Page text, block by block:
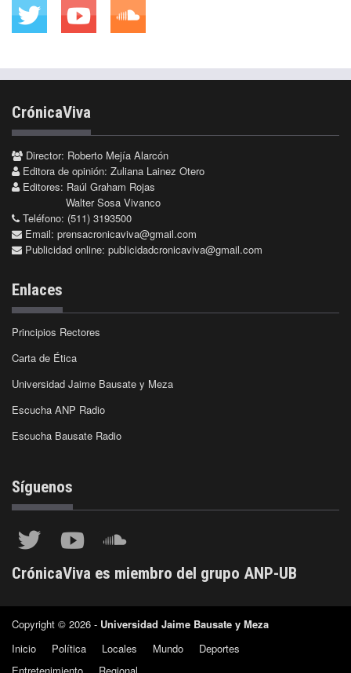
CrónicaViva
Director: Roberto Mejía Alarcón
Editora de opinión: Zuliana Lainez Otero
Editores: Raúl Graham Rojas
Walter Sosa Vivanco
Teléfono: (511) 3193500
Email: prensacronicaviva@gmail.com
Publicidad online: publicidadcronicaviva@gmail.com
Enlaces
Principios Rectores
Carta de Ética
Universidad Jaime Bausate y Meza
Escucha ANP Radio
Escucha Bausate Radio
Síguenos
CrónicaViva es miembro del grupo ANP-UB
Copyright © 2026 - Universidad Jaime Bausate y Meza
Inicio
Política Locales Mundo
Deportes